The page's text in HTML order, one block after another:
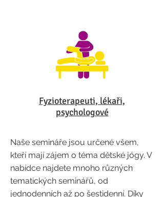
Fyzioterapeuti, lékaři,
psychologové
Naše semináře jsou určené všem,
kteří mají zájem o téma dětské jógy. V
nabídce najdete mnoho různých
tematických seminářů, od
jednodenních až po šestidenní. Díky